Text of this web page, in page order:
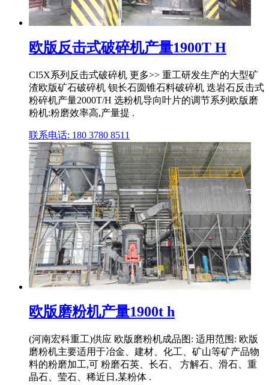
欧版反击式破碎机产量1900T H
CI5X系列反击式破碎机 更多>> 重工研发生产的大型矿
渣欧版矿石破碎机 钡长石圆锥石料破碎机 迭岩石反击式
粉碎机产量2000T/H 选粉机导向叶片的调节系列欧版磨
粉机:粉磨效率高,产量提 .
联系电话: 180 3780 8511
欧版磨粉机产量1900t h
(河南宏科重工)供应 欧版磨粉机成品图: 适用范围: 欧版
磨粉机主要适用于冶金、建材、化工、矿山等矿产品物
料的粉磨加工,可 粉磨石英、长石、 方解石、滑石、重
晶石、莹石、稀近日,某粉体 .